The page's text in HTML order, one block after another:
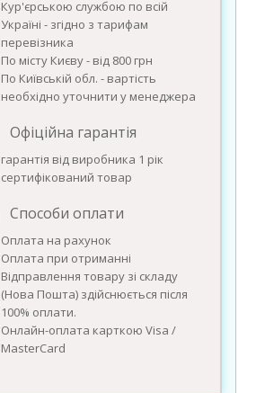
Кур'єрською службою по всій
Україні - згідно з тарифам
перевізника
По місту Києву - від 800 грн
По Київській обл. - вартість
необхідно уточнити у менеджера
Офіційна гарантія
гарантія від виробника 1 рік
сертифікований товар
Способи оплати
Оплата на рахунок
Оплата при отриманні
Відправлення товару зі складу
(Нова Пошта) здійснюється після
100% оплати.
Онлайн-оплата карткою Visa /
MasterCard